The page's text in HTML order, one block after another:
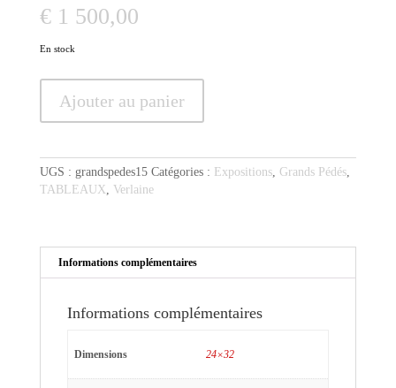
€1 500,00
En stock
Verlaine
Ajouter au panier
UGS : grandspedes15 Catégories : Expositions, Grands Pédés,
TABLEAUX
Verlaine
Informations complémentaires
Informations complémentaires
Dimensions 24×32